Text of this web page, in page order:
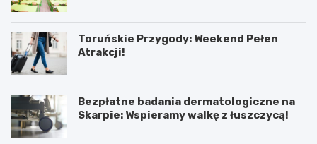
Toruńskie Przygody: Weekend Pełen
Atrakcji!
Bezpłatne badania dermatologiczne na
Skarpie: Wspieramy walkę z łuszczycą!